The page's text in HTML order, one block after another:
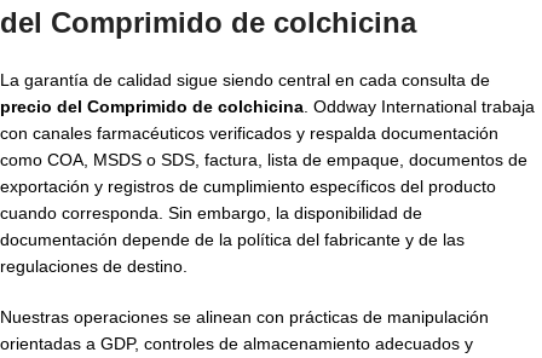
del Comprimido de colchicina
La garantía de calidad sigue siendo central en cada consulta de
precio del Comprimido de colchicina . Oddway International trabaja
con canales farmacéuticos verificados y respalda documentación
como COA, MSDS o SDS, factura, lista de empaque, documentos de
exportación y registros de cumplimiento específicos del producto
cuando corresponda. Sin embargo, la disponibilidad de
documentación depende de la política del fabricante y de las
regulaciones de destino.
Nuestras operaciones se alinean con prácticas de manipulación
orientadas a GDP, controles de almacenamiento adecuados y